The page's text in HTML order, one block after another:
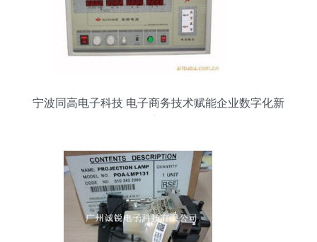
宁波同高电子科技 电子商务技术赋能企业数字化新